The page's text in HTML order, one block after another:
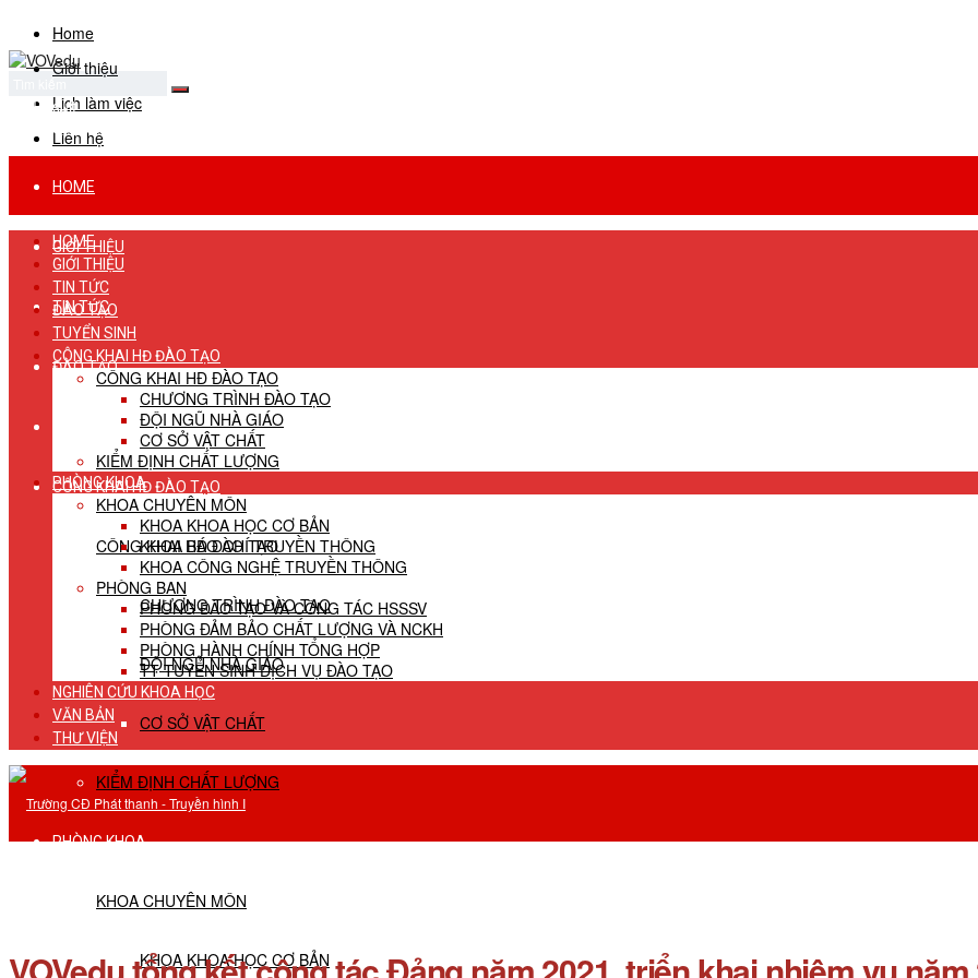
Home
Giới thiệu
Lịch làm việc
Liên hệ
No Result
View All Result
HOME
GIỚI THIỆU
TIN TỨC
ĐÀO TẠO
TUYỂN SINH
CÔNG KHAI HĐ ĐÀO TẠO
CÔNG KHAI HĐ ĐÀO TẠO
CHƯƠNG TRÌNH ĐÀO TẠO
ĐỘI NGŨ NHÀ GIÁO
CƠ SỞ VẬT CHẤT
KIỂM ĐỊNH CHẤT LƯỢNG
PHÒNG KHOA
KHOA CHUYÊN MÔN
KHOA KHOA HỌC CƠ BẢN
HOME
GIỚI THIỆU
TIN TỨC
ĐÀO TẠO
TUYỂN SINH
CÔNG KHAI HĐ ĐÀO TẠO
CÔNG KHAI HĐ ĐÀO TẠO
CHƯƠNG TRÌNH ĐÀO TẠO
ĐỘI NGŨ NHÀ GIÁO
CƠ SỞ VẬT CHẤT
KIỂM ĐỊNH CHẤT LƯỢNG
PHÒNG KHOA
KHOA CHUYÊN MÔN
KHOA KHOA HỌC CƠ BẢN
KHOA BÁO CHÍ TRUYỀN THÔNG
KHOA CÔNG NGHỆ TRUYỀN THÔNG
PHÒNG BAN
PHÒNG ĐÀO TẠO VÀ CÔNG TÁC HSSSV
PHÒNG ĐẢM BẢO CHẤT LƯỢNG VÀ NCKH
PHÒNG HÀNH CHÍNH TỔNG HỢP
TT TUYỂN SINH DỊCH VỤ ĐÀO TẠO
NGHIÊN CỨU KHOA HỌC
VĂN BẢN
THƯ VIỆN